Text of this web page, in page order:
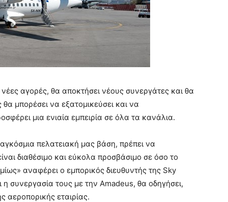
αγορές, θα αποκτήσει νέους συνεργάτες και θα
θα μπορέσει να εξατομικεύσει και να
μια ενιαία εμπειρία σε όλα τα κανάλια.
πελατειακή μας βάση, πρέπει να
διαθέσιμο και εύκολα προσβάσιμο σε όσο το
αναφέρει ο εμπορικός διευθυντής της Sky
συνεργασία τους με την Amadeus, θα οδηγήσει,
εταιρίας.